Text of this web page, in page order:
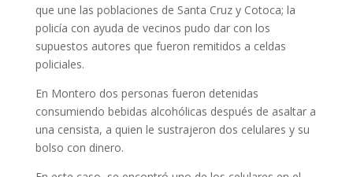
que une las poblaciones de Santa Cruz y Cotoca; la
policía con ayuda de vecinos pudo dar con los
supuestos autores que fueron remitidos a celdas
policiales.
En Montero dos personas fueron detenidas
consumiendo bebidas alcohólicas después de asaltar a
una censista, a quien le sustrajeron dos celulares y su
bolso con dinero.